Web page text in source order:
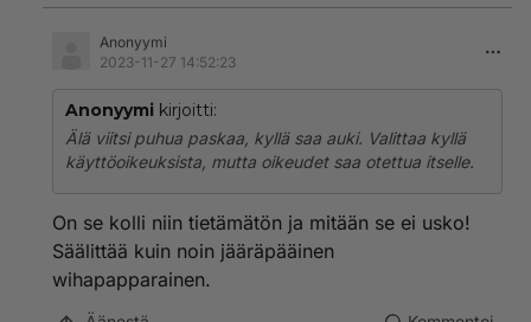
Anonyymi
2023-11-27 14:52:23
Anonyymi kirjoitti:
Älä viitsi puhua paskaa, kyllä saa auki. Valittaa kyllä
käyttöoikeuksista, mutta oikeudet saa otettua itselle.
On se kolli niin tietämätön ja mitään se ei usko!
Säälittää kuin noin jääräpääinen
wihapapparainen.